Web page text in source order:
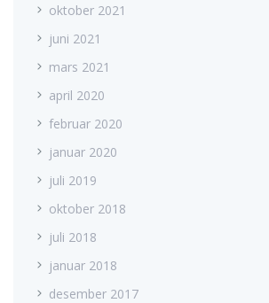
oktober 2021
juni 2021
mars 2021
april 2020
februar 2020
januar 2020
juli 2019
oktober 2018
juli 2018
januar 2018
desember 2017